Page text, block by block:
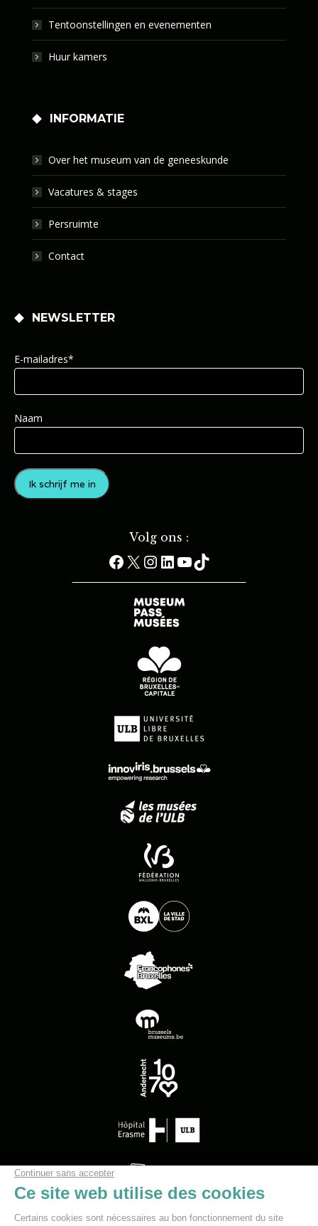
Tentoonstellingen en evenementen
Huur kamers
INFORMATIE
Over het museum van de geneeskunde
Vacatures & stages
Persruimte
Contact
NEWSLETTER
E-mailadres*
Naam
Volg ons :
Facebook
X Instagram
LinkedInYouTube